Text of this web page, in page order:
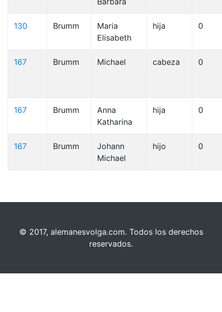
130 Brumm
Maria
Elisabeth
hija 0
167 Brumm Michael cabeza 0
167 Brumm
Anna
Katharina
hija 0
167 Brumm
Johann
Michael
hijo 0
© 2017, alemanesvolga.com. Todos los derechos
reservados.